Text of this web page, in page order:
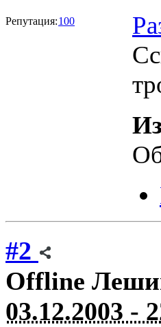
Репутация:100
#2
Offline
03.12.2003 -